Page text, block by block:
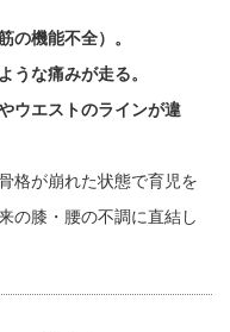
の機能不全）。
うな痛みが走る。
ウエストのラインが違
格が崩れた状態で育児を
の膝・腰の不調に直結し